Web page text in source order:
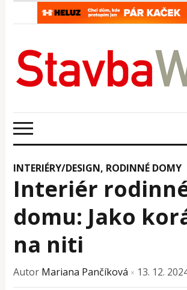
INTERIÉRY/DESIGN, RODINNÉ DOMY
Interiér
domu: Jako
na niti
Autor Mariana Pančíková × 13. 12.